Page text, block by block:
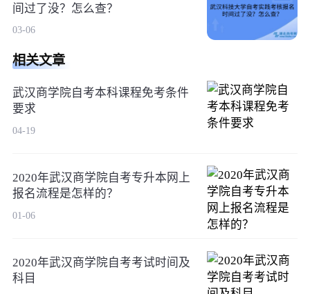
间过了没？怎么查？
03-06
相关文章
武汉商学院自考本科课程免考条件
要求
04-19
2020年武汉商学院自考专升本网上
报名流程是怎样的？
01-06
2020年武汉商学院自考考试时间及
科目